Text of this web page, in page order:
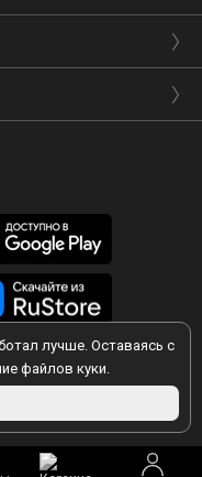
лучше. Оставаясь с
файлов куки.
обработки